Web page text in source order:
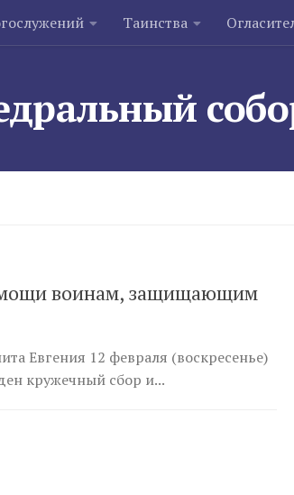
Таинства
воинам, защищающим
Евгения 12 февраля (воскресенье)
кружечный сбор и...